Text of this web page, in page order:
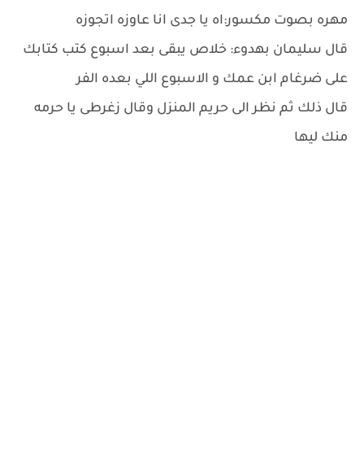
مهره بصوت مكسور:اه يا جدى انا عاوزه اتجوزه
قال سليمان بهدوء: خلاص يبقى بعد اسبوع كتب كتابك
على ضرغام ابن عمك و الاسبوع اللي بعده الفر
قال ذلك ثم نظر الى حريم المنزل وقال زغرطى يا حرمه
منك ليها